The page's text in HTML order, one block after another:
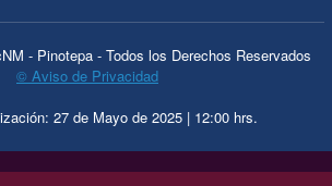
- Pinotepa - Todos los Derechos Reservados
© Aviso de Privacidad
27 de Mayo de 2025 | 12:00 hrs.